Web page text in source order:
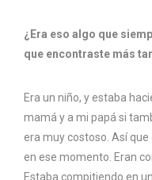
¿Era eso algo que
que encontraste más
Era un niño, y estaba
mamá y a mi papá si
era muy costoso. Así
en ese momento. Eran
Estaba compitiendo en